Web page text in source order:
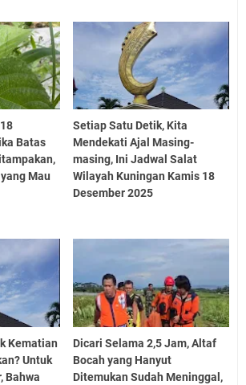
Batas
Mau
Setiap Satu Detik, Kita
Mendekati Ajal Masing-
masing, Ini Jadwal Salat
Wilayah Kuningan Kamis 18
Desember 2025
Kematian
Untuk
Bahwa
Dicari Selama 2,5 Jam, Altaf
Bocah yang Hanyut
Ditemukan Sudah Meninggal,